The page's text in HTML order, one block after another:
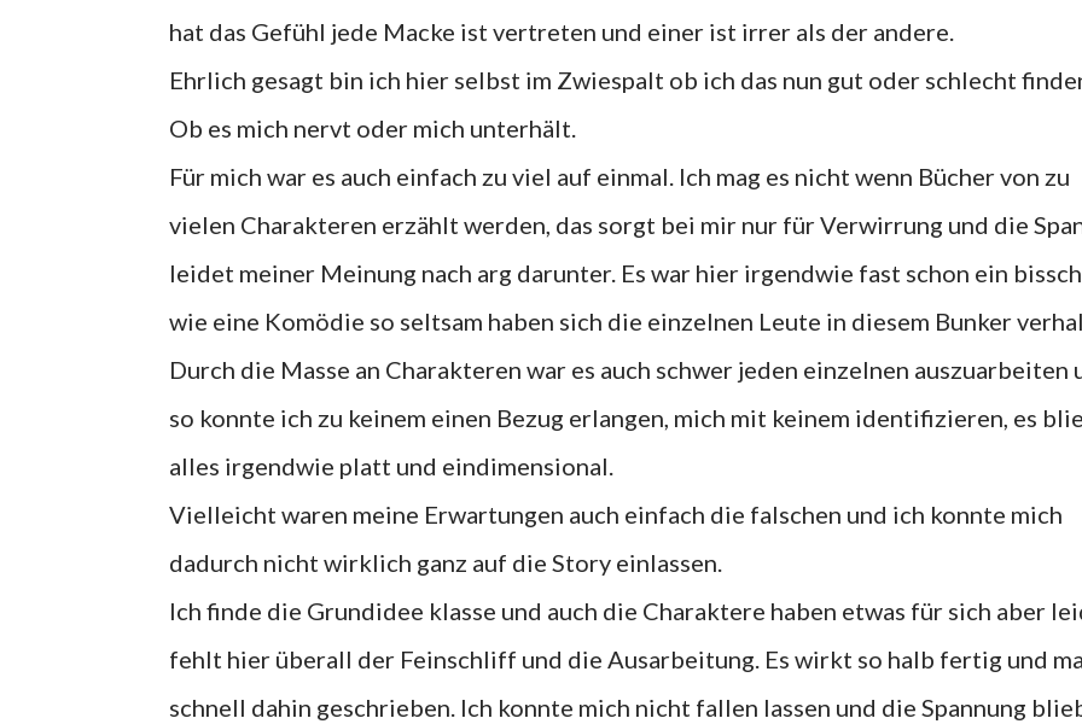
hat das Gefühl jede Macke ist vertreten und einer ist irrer als der andere.
Ehrlich gesagt bin ich hier selbst im Zwiespalt ob ich das nun gut oder schlecht
Ob es mich nervt oder mich unterhält.
Für mich war es auch einfach zu viel auf einmal. Ich mag es nicht wenn Bücher von zu
vielen Charakteren erzählt werden, das sorgt bei mir nur für Verwirrung und die
leidet meiner Meinung nach arg darunter. Es war hier irgendwie fast schon ein
wie eine Komödie so seltsam haben sich die einzelnen Leute in diesem Bunker
Durch die Masse an Charakteren war es auch schwer jeden einzelnen auszuarbeiten
so konnte ich zu keinem einen Bezug erlangen, mich mit keinem identifizieren, es
alles irgendwie platt und eindimensional.
Vielleicht waren meine Erwartungen auch einfach die falschen und ich konnte mich
dadurch nicht wirklich ganz auf die Story einlassen.
Ich finde die Grundidee klasse und auch die Charaktere haben etwas für sich aber
fehlt hier überall der Feinschliff und die Ausarbeitung. Es wirkt so halb fertig und
schnell dahin geschrieben. Ich konnte mich nicht fallen lassen und die Spannung